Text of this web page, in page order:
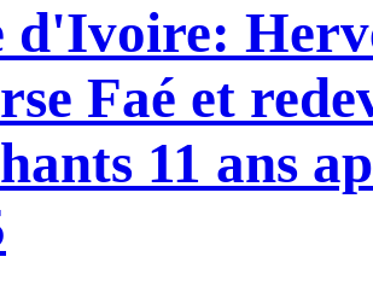
d'Ivoire:
Faé et
11 ans